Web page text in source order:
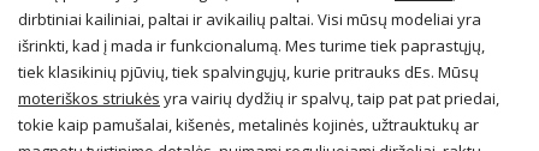
dirbtiniai kailiniai, paltai ir avikailių paltai. Visi mūsų modeliai yra
išrinkti, kad į mada ir funkcionalumą. Mes turime tiek paprastųjų,
tiek klasikinių pjūvių, tiek spalvingųjų, kurie pritrauks dEs. Mūsų
moteriškos striukės yra vairių dydžių ir spalvų, taip pat pat priedai,
tokie kaip pamušalai, kišenės, metalinės kojinės, užtrauktukų ar